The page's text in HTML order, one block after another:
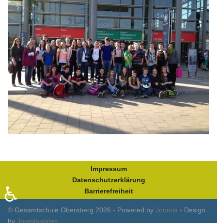
Impressum
Datenschutzerklärung
Barrierefreiheit
© Gesamtschule Obersberg 2026 - Powered byJoomla - Design
byJoomlaplates